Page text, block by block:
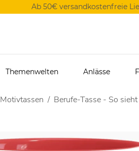
Ab 50€ versandkostenfreie
Themenwelten Anlässe
Motivtassen Berufe-Tasse - So